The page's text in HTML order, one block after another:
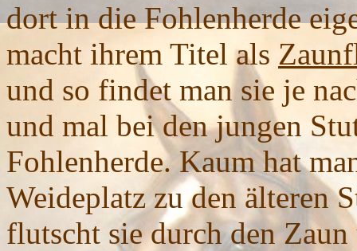
dort in die Fohlenherde
macht ihrem Titel als
und so findet man sie je
und mal bei den jungen
Fohlenherde. Kaum hat
Weideplatz zu den älteren
flutscht sie durch den